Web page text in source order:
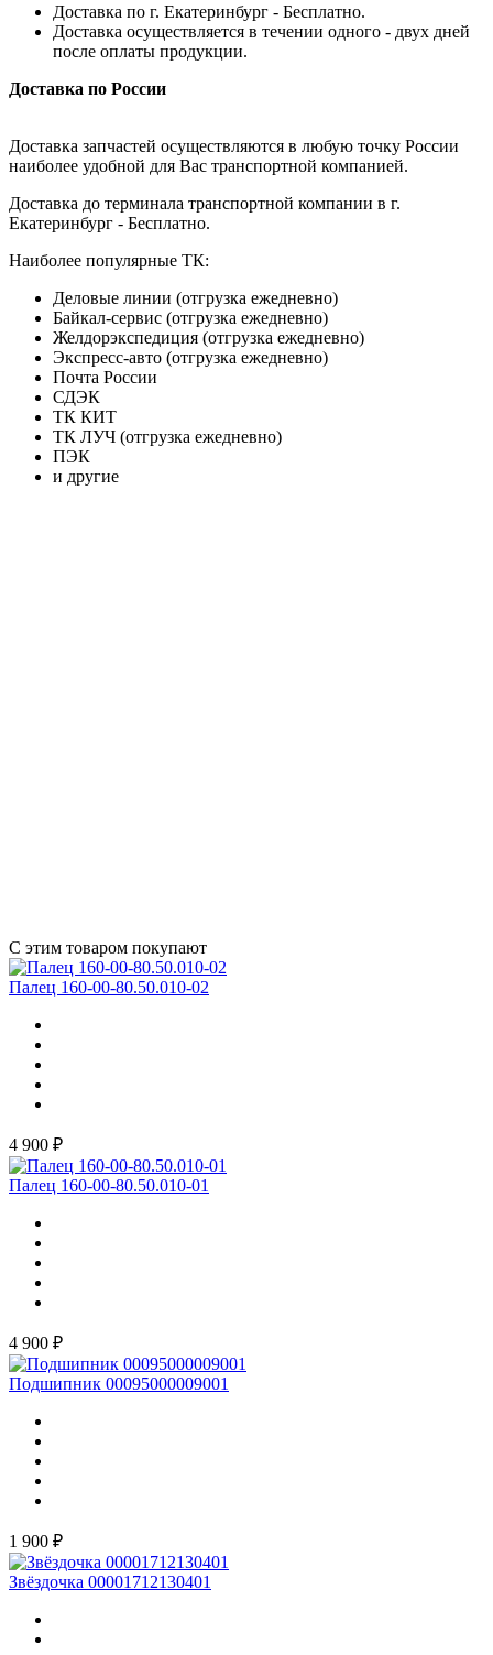
Доставка по г. Екатеринбург - Бесплатно.
Доставка осуществляется в течении одного - двух дней
после оплаты продукции.
Доставка по России
Доставка запчастей осуществляются в любую точку России
наиболее удобной для Вас транспортной компанией.
Доставка до терминала транспортной компании в г.
Екатеринбург - Бесплатно.
Наиболее популярные ТК:
Деловые линии (отгрузка ежедневно)
Байкал-сервис (отгрузка ежедневно)
Желдорэкспедиция (отгрузка ежедневно)
Экспресс-авто (отгрузка ежедневно)
Почта России
СДЭК
ТК КИТ
ТК ЛУЧ (отгрузка ежедневно)
ПЭК
и другие
С этим товаром покупают
Палец 160-00-80.50.010-02
4 900 ₽
Палец 160-00-80.50.010-01
4 900 ₽
Подшипник 00095000009001
1 900 ₽
Звёздочка 00001712130401